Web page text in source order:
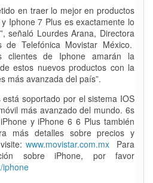
en traer lo mejor en productos
Iphone 7 Plus es exactamente lo
señaló Lourdes Arana, Directora
Telefónica Movistar México.
clientes de Iphone amarán la
estos nuevos productos con la
más avanzada del país”.
soportado por el sistema IOS
más avanzado del mundo. 6s
y iPhone 6 6 Plus también
más detalles sobre precios y
www.movistar.com.mxPara
sobre iPhone, por favor
iphone